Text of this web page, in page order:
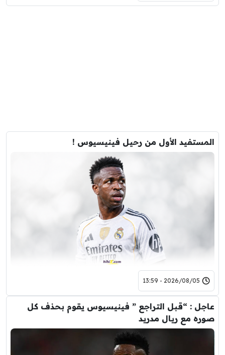
المستفيد الأول من رحيل فينيسيوس !
2026/08/05 - 13:59
عاجل : “قبل التراجع ” فينيسيوس يقوم بحذف كل
صوره مع ريال مدريد